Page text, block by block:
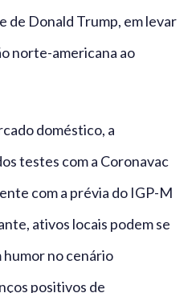
de Donald Trump, em levar
norte-americana ao
doméstico, a
testes com a Coronavac
com a prévia do IGP-M
ativos locais podem se
no cenário
positivos de